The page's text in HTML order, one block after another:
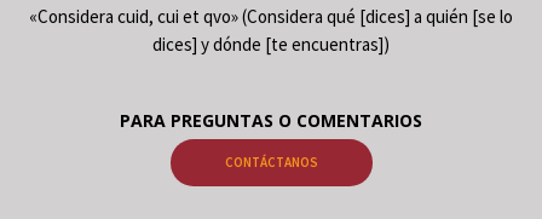
«Considera cuid, cui et qvo» (Considera qué [dices] a quién [se lo
dices] y dónde [te encuentras])
PARA PREGUNTAS O COMENTARIOS
CONTÁCTANOS